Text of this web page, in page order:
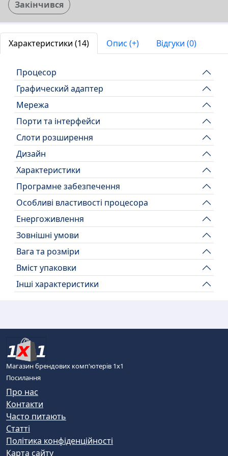
Закінчився
Характеристики (14) Опис (+) Відгуки (0)
Процесор
Графический адаптер
Мережа
Порти та інтерфейси
Слоти розширення
Дизайн
Характеристики
Програмне забезпечення
Особливі властивості процесора
Енергоживлення
Зовнішні умови
Вага та розміри
Вміст упаковки
Інші характеристики
Магазин брендових комп'ютерів 1х1
Посилання
Про нас
Контакти
Часто питають
Статті
Політика конфіденційності
Карта сайту